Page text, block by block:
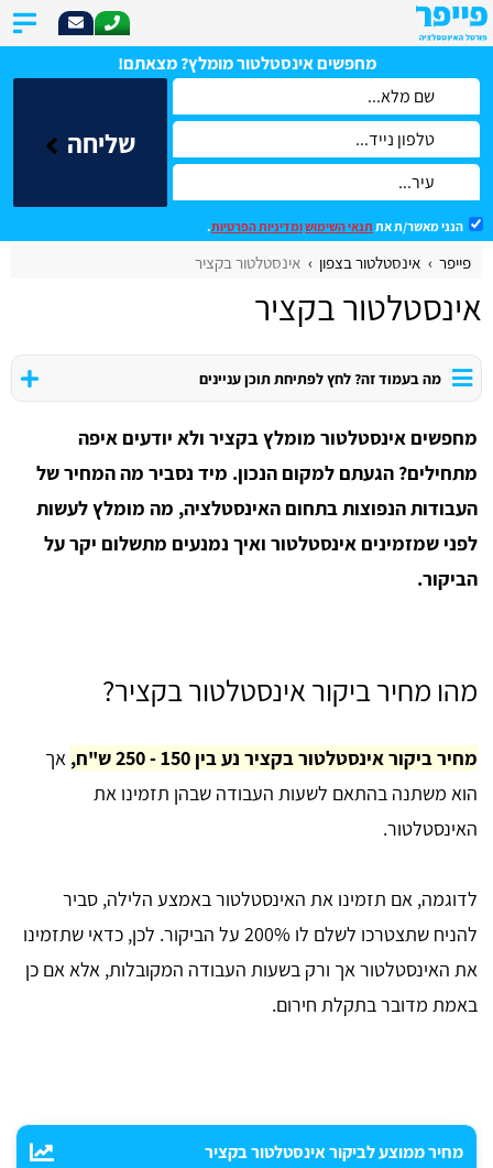
מחפשים אינסטלטור מומלץ? מצאתם!
שליחה
הנני מאשר/ת את תנאי השימושומדיניות הפרטיות.
פייפר אינסטלטור בצפון אינסטלטור בקציר
אינסטלטור בקציר
מה בעמוד זה? לחץ לפתיחת תוכן עניינים
מחפשים אינסטלטור מומלץ בקציר ולא יודעים איפה
מתחילים? הגעתם למקום הנכון. מיד נסביר מה המחיר של
העבודות הנפוצות בתחום האינסטלציה, מה מומלץ לעשות
לפני שמזמינים אינסטלטור ואיך נמנעים מתשלום יקר על
הביקור.
מהו מחיר ביקור אינסטלטור בקציר?
מחיר ביקור אינסטלטור בקציר נע בין 150 - 250 ש"ח,
אך
הוא משתנה בהתאם לשעות העבודה שבהן תזמינו את
האינסטלטור.
לדוגמה, אם תזמינו את האינסטלטור באמצע הלילה, סביר
להניח שתצטרכו לשלם לו 200% על הביקור. לכן, כדאי שתזמינו
את האינסטלטור אך ורק בשעות העבודה המקובלות, אלא אם כן
באמת מדובר בתקלת חירום.
מחיר ממוצע לביקור אינסטלטור בקציר